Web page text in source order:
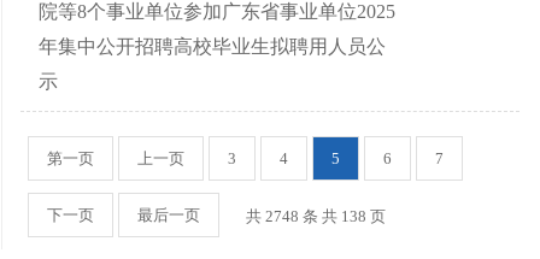
院等8个事业单位参加广东省事业单位2025
年集中公开招聘高校毕业生拟聘用人员公
示
第一页 上一页 3 4 5 6 7
下一页 最后一页 共 2748 条 共 138 页